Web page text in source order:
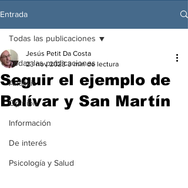
Entrada
Todas las publicaciones
Análisis
Opinión
Información
De interés
Psicología y Salud
Todas las publicaciones
Seguir el ejemplo de
Bolívar y San Martín
Jesús Petit Da Costa
23 nov 2023 3 min de lectura